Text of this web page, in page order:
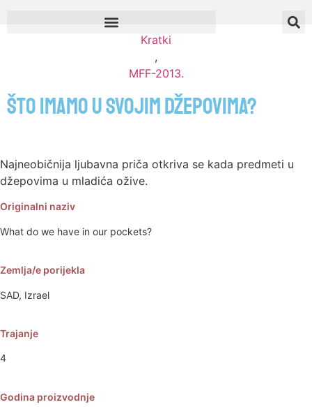
Kratki
,
MFF-2013.
Što imamo u svojim džepovima?
Originalni naziv
What do we have in our pockets?
Zemlja/e porijekla
SAD, Izrael
Trajanje
4
Godina proizvodnje
Najneobičnija ljubavna priča otkriva se kada predmeti u
džepovima u mladića ožive.